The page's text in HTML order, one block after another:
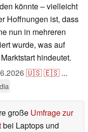
könnte – vielleicht
Hoffnungen ist, dass
nun in mehreren
wurde, was auf
hindeutet.
🇺🇸🇪🇸 ...
große Umfrage zur
bei Laptops und